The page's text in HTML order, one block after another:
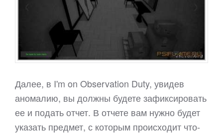
Далее, в I'm on Observation Duty, увидев
аномалию, вы должны будете зафиксировать
ее и подать отчет. В отчете вам нужно будет
указать предмет, с которым происходит что-